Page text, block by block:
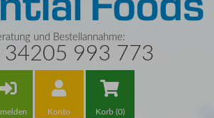
und Bestellannahme:
993 773
Konto Korb (0)